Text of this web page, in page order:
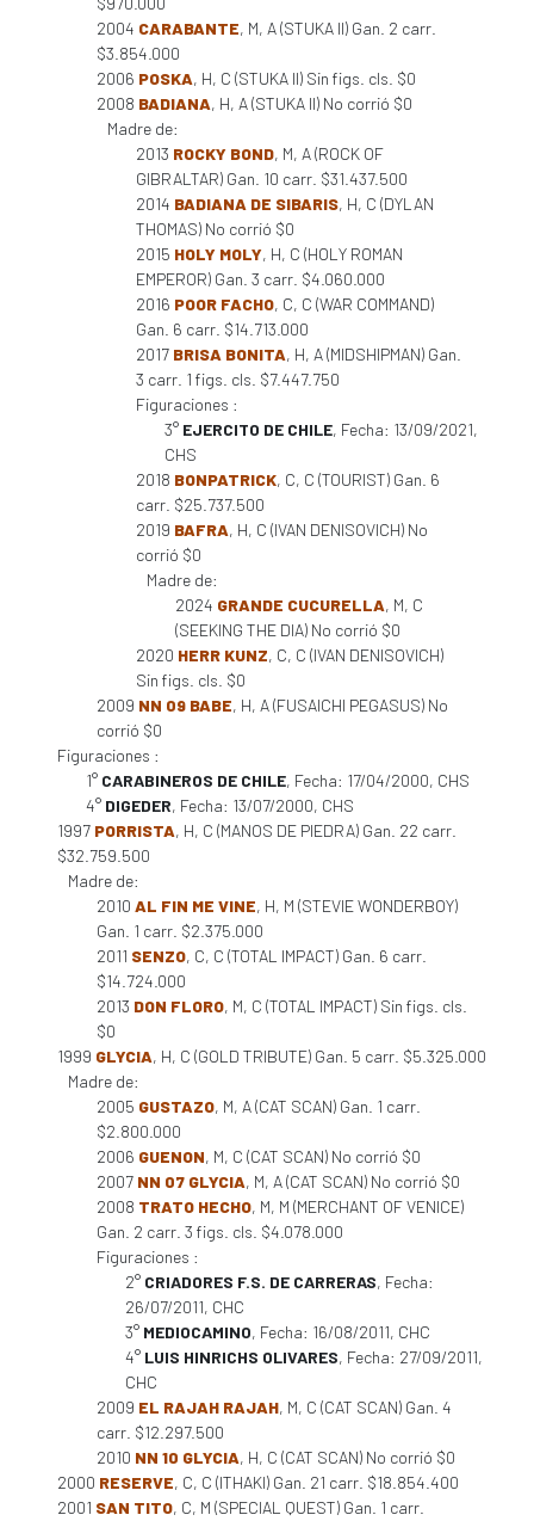
2004 CARABANTE, M, A (STUKA II) Gan. 2 carr.
$3.854.000
2006 POSKA, H, C (STUKA II) Sin figs. cls. $0
2008 BADIANA, H, A (STUKA II) No corrió $0
Madre de:
2013 ROCKY BOND, M, A (ROCK OF
GIBRALTAR) Gan. 10 carr. $31.437.500
2014 BADIANA DE SIBARIS, H, C (DYLAN
THOMAS) No corrió $0
2015 HOLY MOLY, H, C (HOLY ROMAN
EMPEROR) Gan. 3 carr. $4.060.000
2016 POOR FACHO, C, C (WAR COMMAND)
Gan. 6 carr. $14.713.000
2017 BRISA BONITA, H, A (MIDSHIPMAN) Gan.
3 carr. 1 figs. cls. $7.447.750
Figuraciones :
3° EJERCITO DE CHILE, Fecha: 13/09/2021,
CHS
2018 BONPATRICK, C, C (TOURIST) Gan. 6
carr. $25.737.500
2019 BAFRA, H, C (IVAN DENISOVICH) No
corrió $0
Madre de:
2024 GRANDE CUCURELLA, M, C
(SEEKING THE DIA) No corrió $0
2020 HERR KUNZ, C, C (IVAN DENISOVICH)
Sin figs. cls. $0
2009 NN 09 BABE, H, A (FUSAICHI PEGASUS) No
corrió $0
Figuraciones :
1° CARABINEROS DE CHILE, Fecha: 17/04/2000, CHS
4° DIGEDER, Fecha: 13/07/2000, CHS
1997 PORRISTA, H, C (MANOS DE PIEDRA) Gan. 22 carr.
$32.759.500
Madre de:
2010 AL FIN ME VINE, H, M (STEVIE WONDERBOY)
Gan. 1 carr. $2.375.000
2011 SENZO, C, C (TOTAL IMPACT) Gan. 6 carr.
$14.724.000
2013 DON FLORO, M, C (TOTAL IMPACT) Sin figs. cls.
$0
1999 GLYCIA, H, C (GOLD TRIBUTE) Gan. 5 carr. $5.325.000
Madre de:
2005 GUSTAZO, M, A (CAT SCAN) Gan. 1 carr.
$2.800.000
2006 GUENON, M, C (CAT SCAN) No corrió $0
2007 NN 07 GLYCIA, M, A (CAT SCAN) No corrió $0
2008 TRATO HECHO, M, M (MERCHANT OF VENICE)
Gan. 2 carr. 3 figs. cls. $4.078.000
Figuraciones :
2° CRIADORES F.S. DE CARRERAS, Fecha:
26/07/2011, CHC
3° MEDIOCAMINO, Fecha: 16/08/2011, CHC
4° LUIS HINRICHS OLIVARES, Fecha: 27/09/2011,
CHC
2009 EL RAJAH RAJAH, M, C (CAT SCAN) Gan. 4
carr. $12.297.500
2010 NN 10 GLYCIA, H, C (CAT SCAN) No corrió $0
2000 RESERVE, C, C (ITHAKI) Gan. 21 carr. $18.854.400
2001 SAN TITO, C, M (SPECIAL QUEST) Gan. 1 carr.